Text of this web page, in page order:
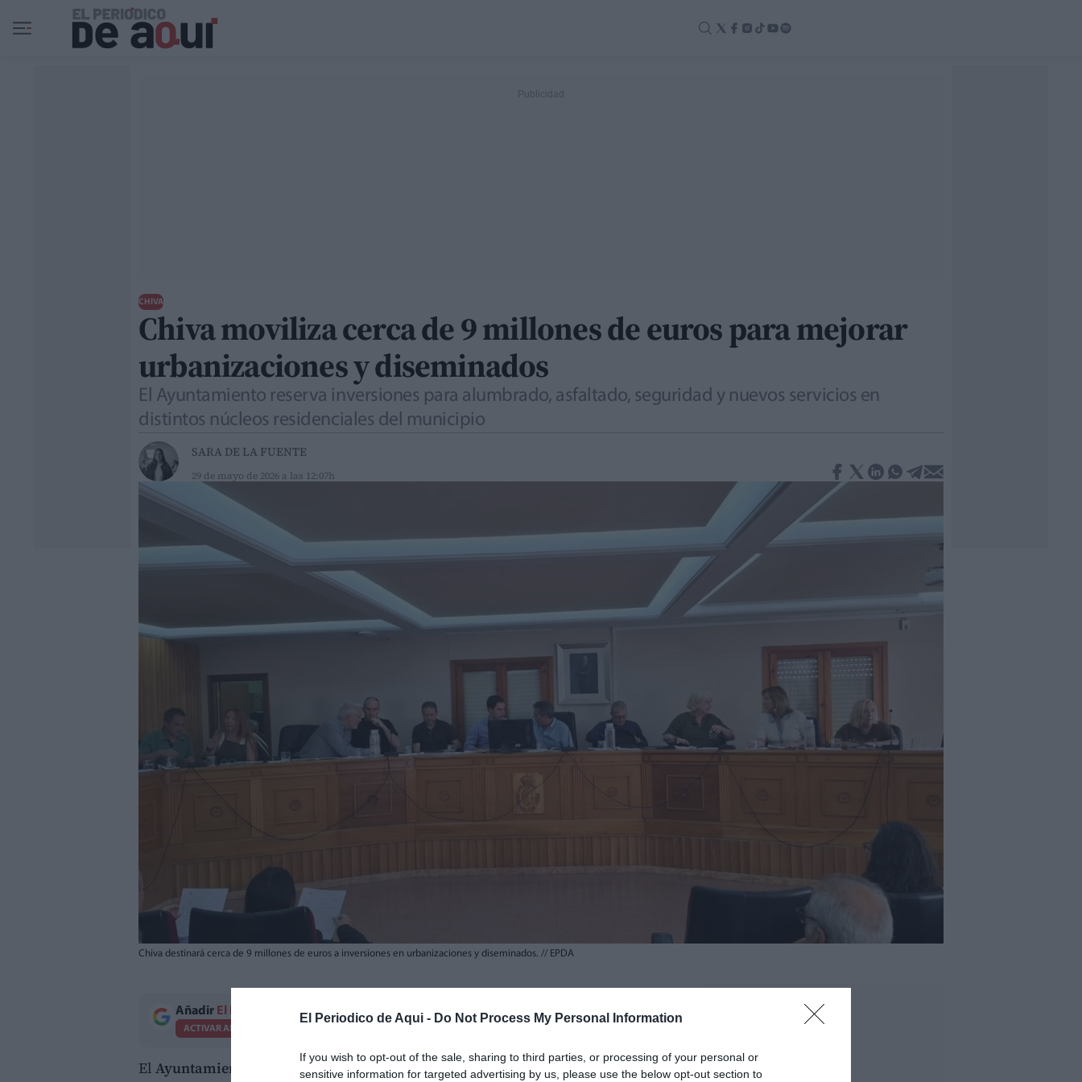
El Periodico de Aqui - Do Not Process My Personal Information
If you wish to opt-out of the sale, sharing to third parties, or processing of your personal or
sensitive information for targeted advertising by us, please use the below opt-out section to
Ir al contenido principal
CHIVA
Chiva moviliza cerca de 9 millones de euros para mejorar
urbanizaciones y diseminados
El Ayuntamiento reserva inversiones para alumbrado, asfaltado, seguridad y nuevos servicios en
distintos núcleos residenciales del municipio
SARA DE LA FUENTE
29 de mayo de 2026 a las 12:07h
Chiva destinará cerca de 9 millones de euros a inversiones en urbanizaciones y diseminados. // EPDA
Añadir El Periodico de Aquí como fuente preferida de Google de forma gratuita.
ACTIVAR AHORA
El Ayuntamiento de Chivaha ratificado en el pleno ordinario de mayo las